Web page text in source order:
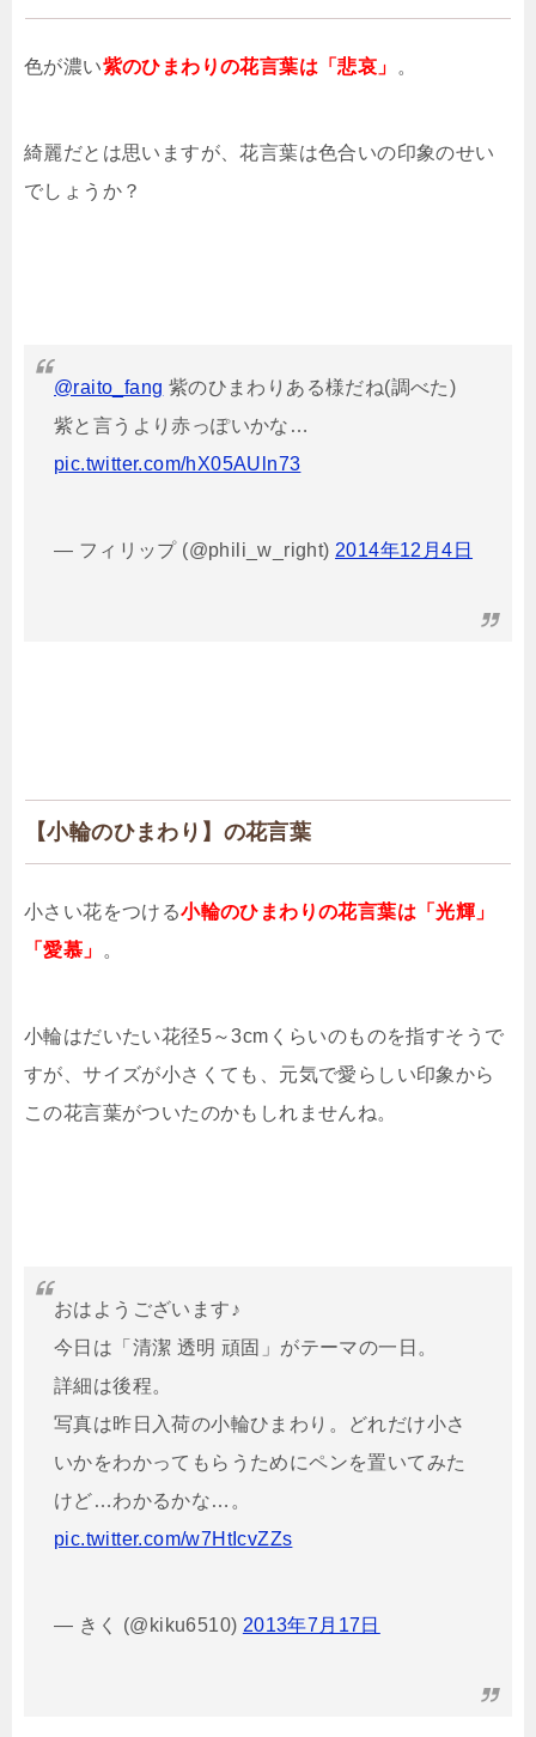
色が濃い紫のひまわりの花言葉は「悲哀」 。
綺麗だとは思いますが、花言葉は色合いの印象のせい
でしょうか？
@raito_fang 紫のひまわりある様だね(調べた)
紫と言うより赤っぽいかな…
pic.twitter.com/hX05AUln73
— フィリップ (@phili_w_right) 2014年12月4日
【小輪のひまわり】の花言葉
小さい花をつける小輪のひまわりの花言葉は「光輝」
「愛慕」
。
小輪はだいたい花径5～3cmくらいのものを指すそうで
すが、サイズが小さくても、元気で愛らしい印象から
この花言葉がついたのかもしれませんね。
おはようございます♪
今日は「清潔 透明 頑固」がテーマの一日。
詳細は後程。
写真は昨日入荷の小輪ひまわり。どれだけ小さ
いかをわかってもらうためにペンを置いてみた
けど…わかるかな…。
pic.twitter.com/w7HtIcvZZs
— きく (@kiku6510) 2013年7月17日